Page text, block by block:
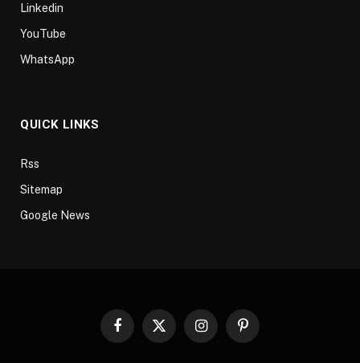
Linkedin
YouTube
WhatsApp
QUICK LINKS
Rss
Sitemap
Google News
Facebook
X
InstagramPinterest